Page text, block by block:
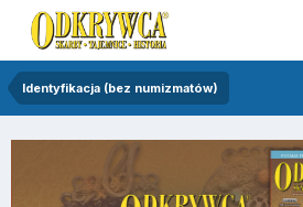
Identyfikacja (bez numizmatów)